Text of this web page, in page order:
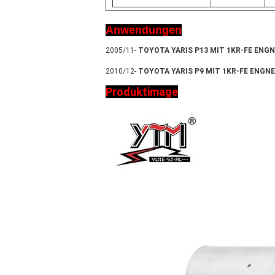
Anwendungen
2005/11- TOYOTA YARIS P13 MIT 1KR-FE
2010/12- TOYOTA YARIS P9 MIT 1KR-FE ENGNE
Produktimage